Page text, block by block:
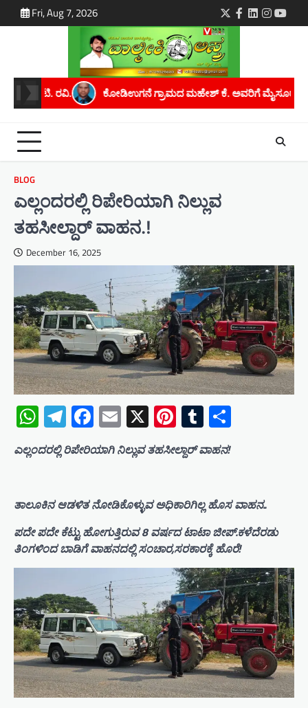
to
Fri, Aug 7, 2026 Twitter
Facebook
LinkedIn
ಗ್ರಾಮದ ಮಹೇಶ್ ಕೆ. ಅವರಿಗೆ ಮೈಸೂರು ವಿಶ್ವವಿದ್ಯಾನಿಲಯದಿಂದ ಪಿಎಚ್.ಡಿ
BLOG
ಎಲ್ಲಂದರಲ್ಲಿ ರಿಪೇರಿಯಾಗಿ ನಿಲ್ಲುವ
ತಹಸೀಲ್ದಾರ್ ವಾಹನ.!
December 16, 2025
WhatsApp
Telegram
Facebook
Email
X Pinterest
Tumblr
ಎಲ್ಲಂದರಲ್ಲಿ ರಿಪೇರಿಯಾಗಿ ನಿಲ್ಲುವ ತಹಸೀಲ್ದಾರ್ ವಾಹನ!
ತಾಲೂಕಿನ ಆಡಳಿತ ನೋಡಿಕೊಳ್ಳುವ ಅಧಿಕಾರಿಗಿಲ್ಲ ಹೊಸ ವಾಹನ..
ಪದೇ ಪದೇ ಕೆಟ್ಟು ಹೋಗುತ್ತಿರುವ 8 ವರ್ಷದ ಟಾಟಾ ಜೀಪ್.ಕಳೆದೆರಡು
ತಿಂಗಳಿಂದ ಬಾಡಿಗೆ ವಾಹನದಲ್ಲಿ ಸಂಚಾರ,ಸರಕಾರಕ್ಕೆ ಹೊರೆ!